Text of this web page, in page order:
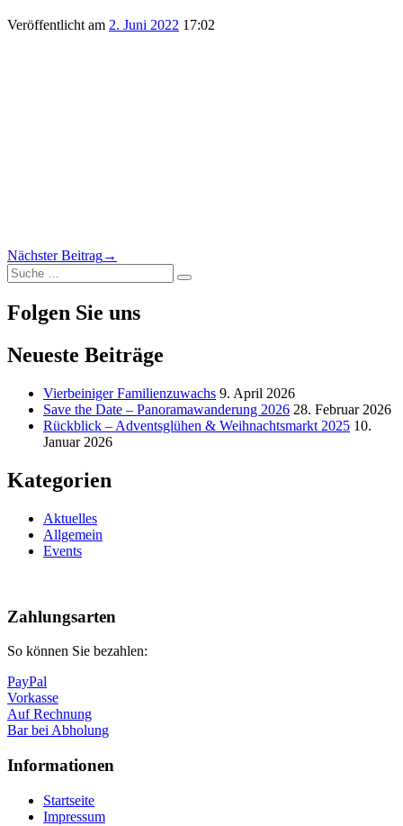
Veröffentlicht am 2. Juni 2022 17:02
Beitragsnavigation
Nächster Beitrag→
Suche
nach:
Suche
Folgen Sie uns
Neueste Beiträge
Vierbeiniger Familienzuwachs 9. April 2026
Save the Date – Panoramawanderung 2026 28. Februar 2026
Rückblick – Adventsglühen & Weihnachtsmarkt 2025 10.
Januar 2026
Kategorien
Aktuelles
Allgemein
Events
oben
Zahlungsarten
So können Sie bezahlen:
PayPal
Vorkasse
Auf Rechnung
Bar bei Abholung
Informationen
Startseite
Impressum